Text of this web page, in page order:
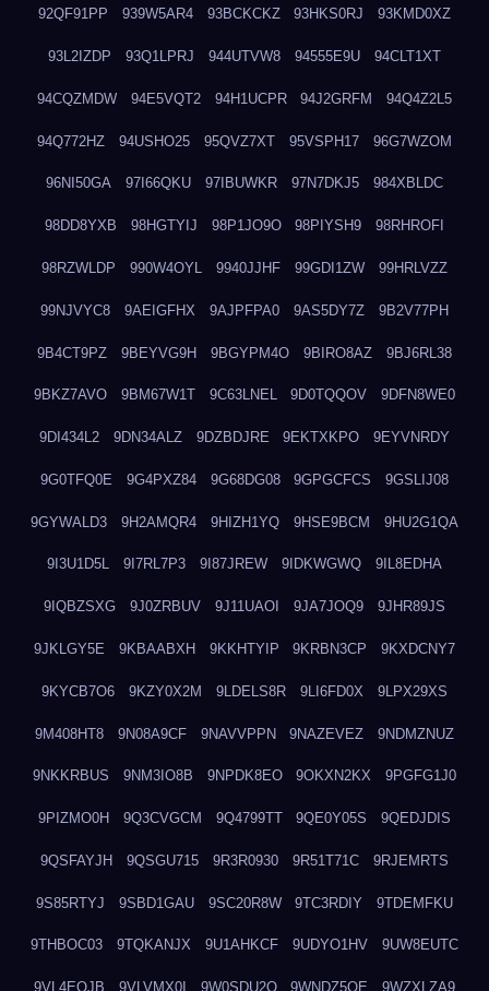
92QF91PP 939W5AR4 93BCKCKZ 93HKS0RJ 93KMD0XZ
93L2IZDP 93Q1LPRJ 944UTVW8 94555E9U 94CLT1XT
94CQZMDW 94E5VQT2 94H1UCPR 94J2GRFM 94Q4Z2L5
94Q772HZ 94USHO25 95QVZ7XT 95VSPH17 96G7WZOM
96NI50GA 97I66QKU 97IBUWKR 97N7DKJ5 984XBLDC
98DD8YXB 98HGTYIJ 98P1JO9O 98PIYSH9 98RHROFI
98RZWLDP 990W4OYL 9940JJHF 99GDI1ZW 99HRLVZZ
99NJVYC8 9AEIGFHX 9AJPFPA0 9AS5DY7Z 9B2V77PH
9B4CT9PZ 9BEYVG9H 9BGYPM4O 9BIRO8AZ 9BJ6RL38
9BKZ7AVO 9BM67W1T 9C63LNEL 9D0TQQOV 9DFN8WE0
9DI434L2 9DN34ALZ 9DZBDJRE 9EKTXKPO 9EYVNRDY
9G0TFQ0E 9G4PXZ84 9G68DG08 9GPGCFCS 9GSLIJ08
9GYWALD3 9H2AMQR4 9HIZH1YQ 9HSE9BCM 9HU2G1QA
9I3U1D5L 9I7RL7P3 9I87JREW 9IDKWGWQ 9IL8EDHA
9IQBZSXG 9J0ZRBUV 9J11UAOI 9JA7JOQ9 9JHR89JS
9JKLGY5E 9KBAABXH 9KKHTYIP 9KRBN3CP 9KXDCNY7
9KYCB7O6 9KZY0X2M 9LDELS8R 9LI6FD0X 9LPX29XS
9M408HT8 9N08A9CF 9NAVVPPN 9NAZEVEZ 9NDMZNUZ
9NKKRBUS 9NM3IO8B 9NPDK8EO 9OKXN2KX 9PGFG1J0
9PIZMO0H 9Q3CVGCM 9Q4799TT 9QE0Y05S 9QEDJDIS
9QSFAYJH 9QSGU715 9R3R0930 9R51T71C 9RJEMRTS
9S85RTYJ 9SBD1GAU 9SC20R8W 9TC3RDIY 9TDEMFKU
9THBOC03 9TQKANJX 9U1AHKCF 9UDYO1HV 9UW8EUTC
9VL4EOJB 9VLVMX0I 9W0SDU2O 9WNDZ5OE 9WZXLZA9